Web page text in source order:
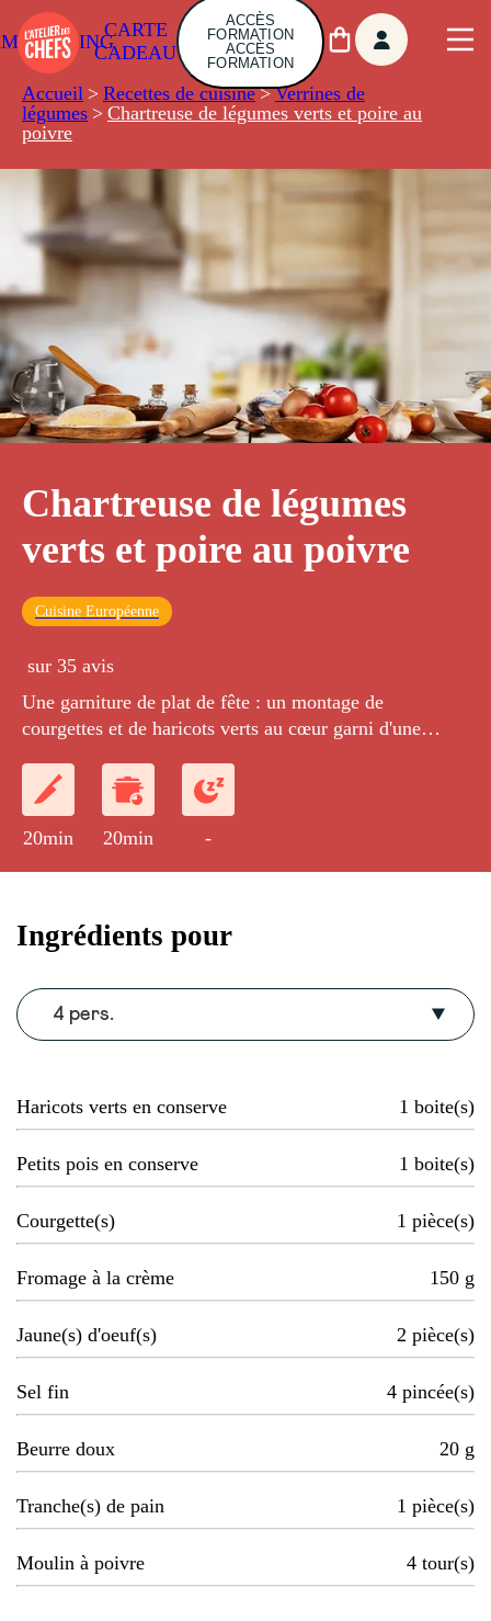
CARTE
CADEAU
ACCÈS
FORMATION
ACCÈS
FORMATION
Accueil > Recettes de cuisine > Verrines de
légumes > Chartreuse de légumes verts et poire au
poivre
Chartreuse de légumes
verts et poire au poivre
Cuisine Européenne
sur 35 avis
Une garniture de plat de fête : un montage de
courgettes et de haricots verts au cœur garni d'une
poire caramélisés.
20min 20min -
Ingrédients pour
4 pers.
Haricots verts en conserve 1 boite(s)
Petits pois en conserve 1 boite(s)
Courgette(s) 1 pièce(s)
Fromage à la crème 150 g
Jaune(s) d'oeuf(s) 2 pièce(s)
Sel fin 4 pincée(s)
Beurre doux 20 g
Tranche(s) de pain 1 pièce(s)
Moulin à poivre 4 tour(s)